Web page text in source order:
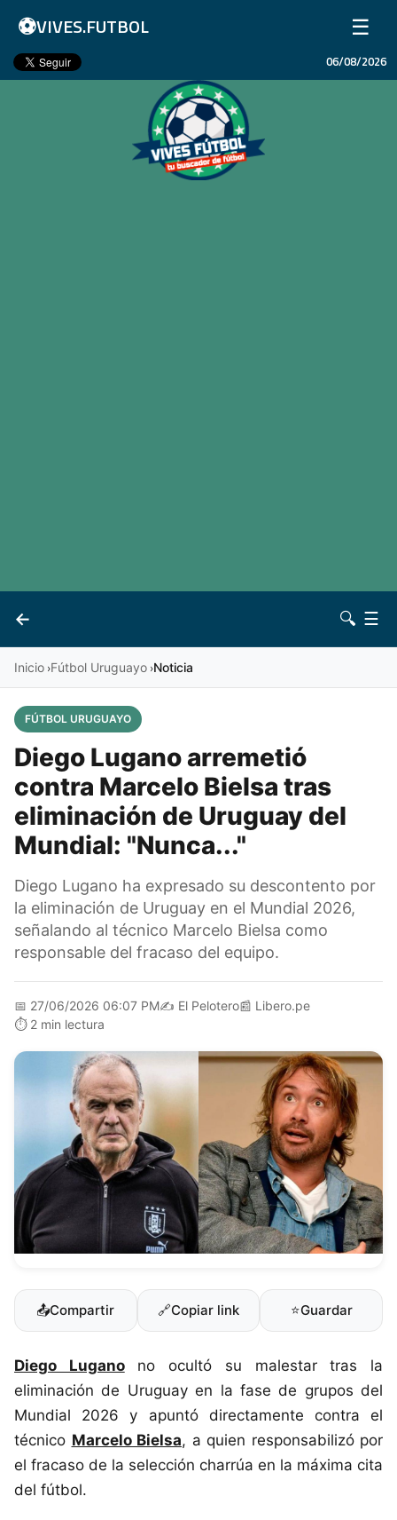
⚽VIVES.FUTBOL ☰
Inicio
06/08/2026
←
Vives 🔍 ☰
Inicio ›Fútbol Uruguayo ›Noticia
FÚTBOL URUGUAYO
Diego Lugano arremetió
contra Marcelo Bielsa tras
eliminación de Uruguay del
Mundial: "Nunca..."
Diego Lugano ha expresado su descontento por
la eliminación de Uruguay en el Mundial 2026,
señalando al técnico Marcelo Bielsa como
responsable del fracaso del equipo.
📅 27/06/2026 06:07 PM✍️ El Pelotero📰 Libero.pe
⏱️ 2 min lectura
📤Compartir 🔗Copiar link ⭐Guardar
Diego Luganono ocultó su malestar tras la
eliminación de Uruguay en la fase de grupos del
Mundial 2026 y apuntó directamente contra el
técnico Marcelo Bielsa, a quien responsabilizó por
el fracaso de la selección charrúa en la máxima cita
del fútbol.